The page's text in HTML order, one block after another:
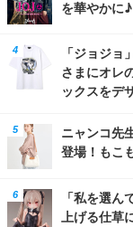
を華やかに
「ジョジョ
さまにオレ
ックスをデ
ニャンコ先
登場！もこ
「私を選
上げる仕草